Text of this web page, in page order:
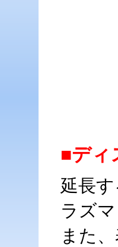
■ディ
延長
ラズ
また